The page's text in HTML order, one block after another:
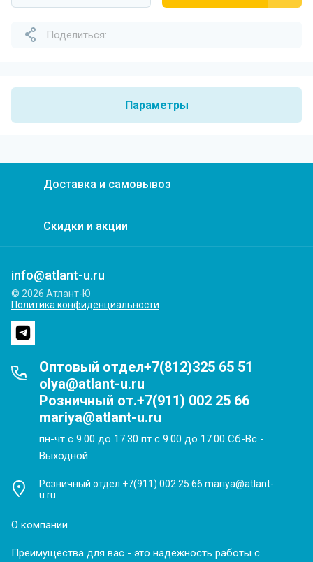
Поделиться:
Параметры
Доставка и самовывоз
Скидки и акции
info@atlant-u.ru
© 2026 Атлант-Ю
Политика конфиденциальности
Оптовый отдел+7(812)325 65 51
olya@atlant-u.ru
Розничный от.+7(911) 002 25 66
mariya@atlant-u.ru
пн-чт с 9.00 до 17.30 пт с 9.00 до 17.00 Сб-Вс -
Выходной
Розничный отдел +7(911) 002 25 66 mariya@atlant-
u.ru
О компании
Преимущества для вас - это надежность работы с